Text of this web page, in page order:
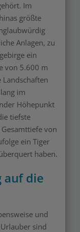
Im
größte
Anlagen, zu
ein
von 5.600 m
im
Höhepunkt
tiefste
von
ein Tiger
haben.
auf die
und
sind